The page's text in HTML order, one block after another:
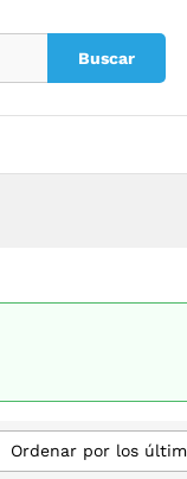
Buscar
Ordenar por los